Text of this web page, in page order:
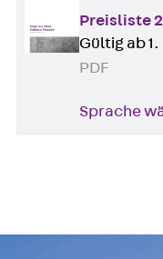
Preisliste
Gültig ab
PDF
Sprache